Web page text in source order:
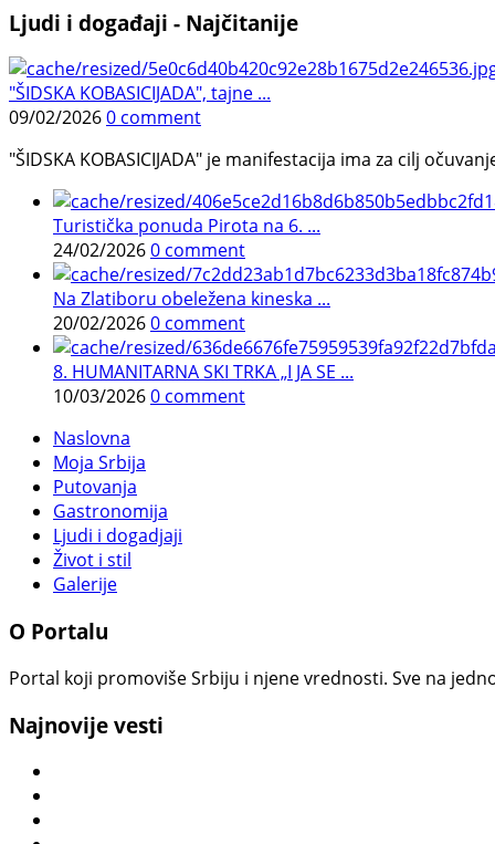
Ljudi i događaji - Najčitanije
"ŠIDSKA KOBASICIJADA", tajne ...
09/02/20260 comment
"ŠIDSKA KOBASICIJADA" je manifestacija ima za cilj
Turistička ponuda Pirota na 6. ...
24/02/20260 comment
Na Zlatiboru obeležena kineska ...
20/02/20260 comment
8. HUMANITARNA SKI TRKA „I JA SE ...
10/03/20260 comment
Naslovna
Moja Srbija
Putovanja
Gastronomija
Ljudi i dogadjaji
Život i stil
Galerije
O Portalu
Portal koji promoviše Srbiju i njene vrednosti. Sve na
Najnovije vesti